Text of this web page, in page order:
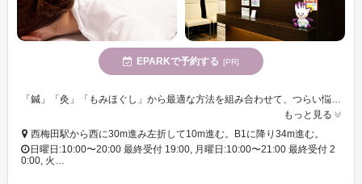
EPARKで予約する [PR]
「鍼」「灸」「もみほぐし」から最適な方法を組み合わせて、つらい悩みを解消へ導きます!30分〜の短時間コースもあり。
もっと見る
西梅田駅から西に30m進み左折して10m進む。B1に降り34m進む。
日曜日:10:00〜20:00 最終受付 19:00, 月曜日:10:00〜21:00 最終受付 2
0:00, 火…